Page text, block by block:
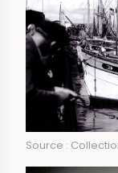
Source :